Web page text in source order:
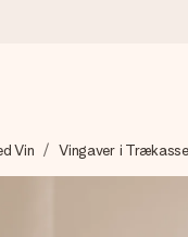
den lynhurtigt – så
når den
Vin Vingaver i Trækasse